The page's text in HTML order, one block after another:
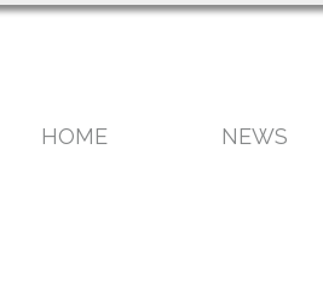
HOME NEWS